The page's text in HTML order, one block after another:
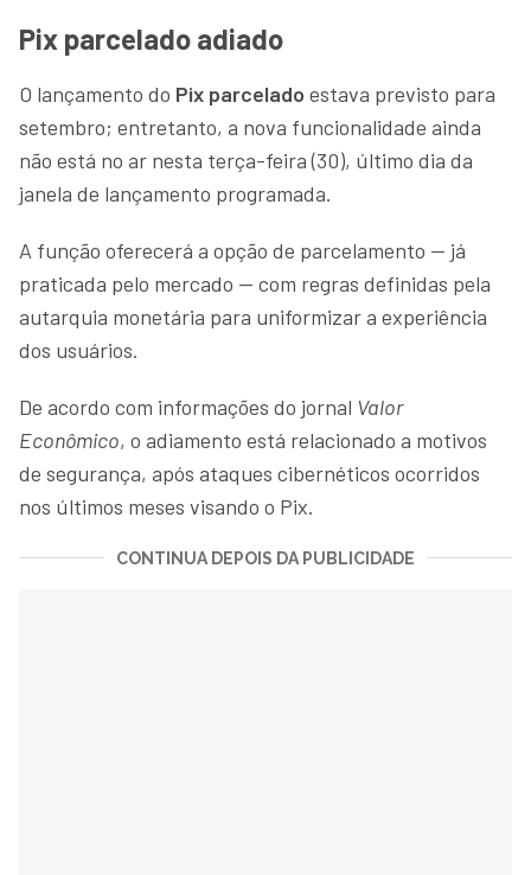
Pix parcelado adiado
O lançamento do Pix parcelado estava previsto para
setembro; entretanto, a nova funcionalidade ainda
não está no ar nesta terça-feira (30), último dia da
janela de lançamento programada.
A função oferecerá a opção de parcelamento — já
praticada pelo mercado — com regras definidas pela
autarquia monetária para uniformizar a experiência
dos usuários.
De acordo com informações do jornal Valor
Econômico, o adiamento está relacionado a motivos
de segurança, após ataques cibernéticos ocorridos
nos últimos meses visando o Pix.
CONTINUA DEPOIS DA PUBLICIDADE